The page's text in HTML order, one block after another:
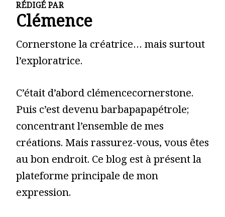
RÉDIGÉ PAR
Clémence
Cornerstone la créatrice… mais surtout
l’exploratrice.
C’était d’abord clémencecornerstone.
Puis c’est devenu barbapapapétrole;
concentrant l’ensemble de mes
créations. Mais rassurez-vous, vous êtes
au bon endroit. Ce blog est à présent la
plateforme principale de mon
expression.